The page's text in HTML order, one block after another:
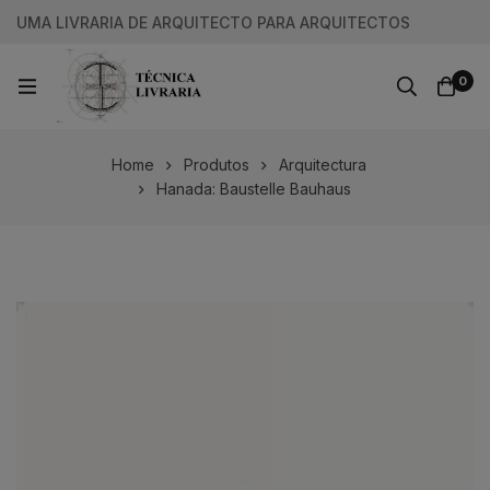
UMA LIVRARIA DE ARQUITECTO PARA ARQUITECTOS
0
Home Produtos
Arquitectura
Hanada: Baustelle Bauhaus